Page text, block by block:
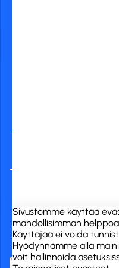
Sivustomme käyttää
mahdollisimman
Käyttäjää ei voida
Hyödynnämme alla
voit hallinnoida